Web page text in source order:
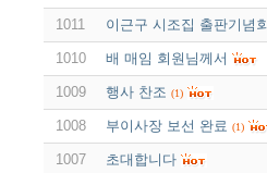
1011 이근구 시조집 출판기념
1010 배 매임 회원님께서
1009 행사 찬조 (1)
1008 부이사장 보선 완료 (1)
1007 초대합니다